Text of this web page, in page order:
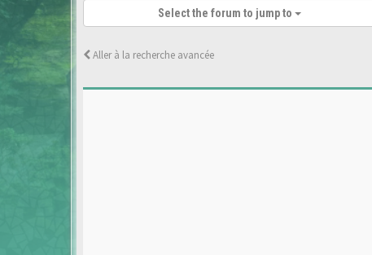
Select the forum to jump to
Aller à la recherche avancée